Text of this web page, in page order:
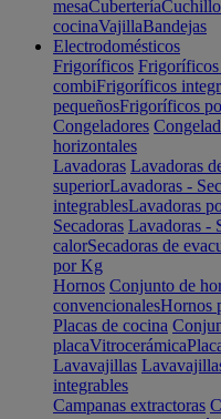
mesaCubertería
cocinaVajillaBandejas
Electrodomésticos
Frigoríficos Frigoríficos
combiFrigoríficos
pequeñosFrigoríficos
Congeladores
horizontales
Lavadoras Lavadoras
superiorLavadoras -
integrablesLavadoras
Secadoras Lavadoras -
calorSecadoras de
por Kg
Hornos Conjunto de
convencionalesHornos
Placas de cocina
placaVitrocerámica
Lavavajillas
integrables
Campanas extractoras